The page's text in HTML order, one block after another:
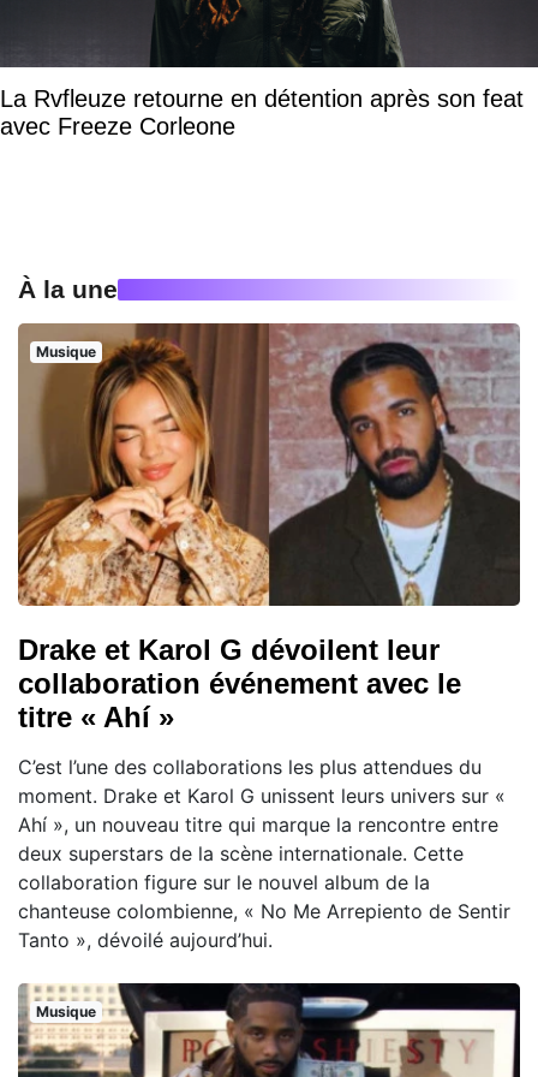
La Rvfleuze retourne en détention après son feat
avec Freeze Corleone
À la une
Musique
Drake et Karol G dévoilent leur
collaboration événement avec le
titre « Ahí »
C’est l’une des collaborations les plus attendues du
moment. Drake et Karol G unissent leurs univers sur «
Ahí », un nouveau titre qui marque la rencontre entre
deux superstars de la scène internationale. Cette
collaboration figure sur le nouvel album de la
chanteuse colombienne, « No Me Arrepiento de Sentir
Tanto », dévoilé aujourd’hui.
Musique